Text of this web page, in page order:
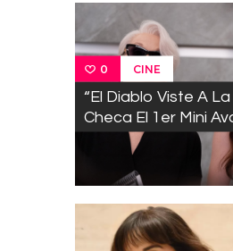
0 CINE
“El Diablo Viste A La
Checa El 1er Mini